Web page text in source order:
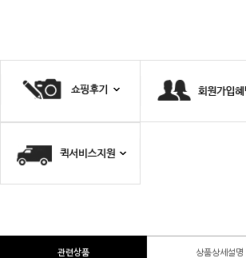
관련상품 상품상세설명